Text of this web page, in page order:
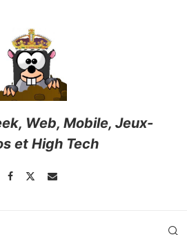
Web, Mobile, Jeux-
et High Tech